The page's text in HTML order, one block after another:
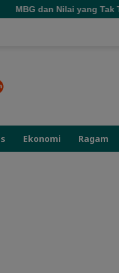
Tak Terlihat
Ekonomi Ragam